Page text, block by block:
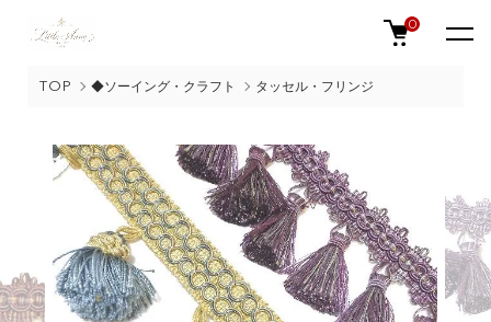
0
TOP ◆ソーイング・クラフト タッセル・フリンジ